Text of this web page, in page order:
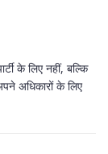
के लिए नहीं, बल्कि
अधिकारों के लिए